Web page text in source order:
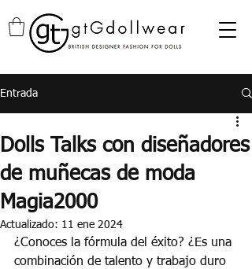
Entrada
Dolls Talks con diseñadores
de muñecas de moda
Magia2000
Actualizado: 11 ene 2024
¿Conoces la fórmula del éxito? ¿Es una
combinación de talento y trabajo duro